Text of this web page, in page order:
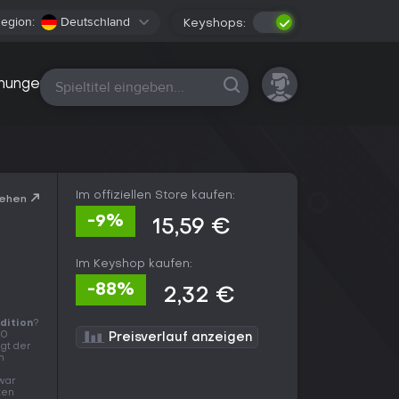
Deutschland Keyshops:
Alle Plattformen
?
der
Im offiziellen Store kaufen:
-9% 15,59 €
Im Keyshop kaufen:
-88% 2,32 €
Preisverlauf anzeigen